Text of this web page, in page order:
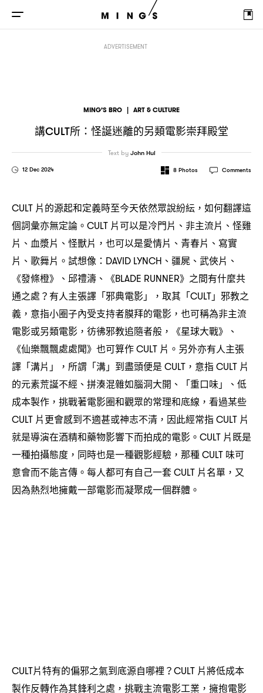
ADVERTISEMENT
MING’S BRO | ART & CULTURE
講CULT所 ： 怪誕迷離的另類電影崇拜殿堂
12 Dec 2024
Text by John Hui
8 Photos Comments
CULT 片的源起和定義時至今天依然眾說紛紜 ， 如何翻譯這
個詞彙亦無定論。 CULT 片可以是冷門片、非主流片、怪雞
片、血漿片、怪獸片 ， 也可以是愛情片、青春片、寫實
片、歌舞片。試想像 ：DAVID LYNCH 、疆屍、武俠片、
《發條橙》、邱禮濤、《BLADE RUNNER》之間有什麼共
通之處 ？ 有人主張譯「邪典電影」 ， 取其「CULT」邪教之
義 ， 意指小圈子內受支持者膜拜的電影 ， 也可稱為非主流
電影或另類電影 ， 彷彿邪教追隨者般 ，
《星球大戰》、
《仙樂飄飄處處聞》也可算作CULT 片。另外亦有人主張
譯「溝片」
， 所謂「溝」到盡頭便是 CULT， 意指CULT 片
的元素荒誕不經、拼湊混雜如腦洞大開、「重口味」、低
成本製作 ， 挑戰著電影圈和觀眾的常理和底線 ， 看過某些
CULT 片更會感到不適甚或神志不清 ， 因此經常指CULT 片
就是導演在酒精和藥物影響下而拍成的電影。 CULT 片既是
一種拍攝態度 ， 同時也是一種觀影經驗 ， 那種 CULT 味可
意會而不能言傳。每人都可有自己一套CULT 片名單 ， 又
因為熱烈地擁戴一部電影而凝聚成一個群體。
CULT片特有的偏邪之氣到底源自哪裡 ？CULT 片將低成本
製作反轉作為其鋒利之處 ， 挑戰主流電影工業 ， 擁抱電影
怪誕迷離的另類電影崇拜殿堂